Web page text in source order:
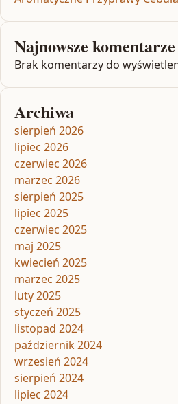
Najnowsze komentarze
Brak komentarzy do
Archiwa
sierpień 2026
lipiec 2026
czerwiec 2026
marzec 2026
sierpień 2025
lipiec 2025
czerwiec 2025
maj 2025
kwiecień 2025
marzec 2025
luty 2025
styczeń 2025
listopad 2024
październik 2024
wrzesień 2024
sierpień 2024
lipiec 2024